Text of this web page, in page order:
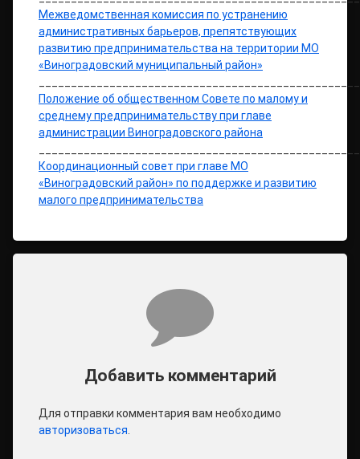
Межведомственная комиссия по устранению
административных барьеров, препятствующих
развитию предпринимательства на территории МО
«Виноградовский муниципальный район»
Положение об общественном Совете по малому и
среднему предпринимательству при главе
администрации Виноградовского района
Координационный совет при главе МО
«Виноградовский район» по поддержке и развитию
малого предпринимательства
Добавить комментарий
Для отправки комментария вам необходимо
авторизоваться